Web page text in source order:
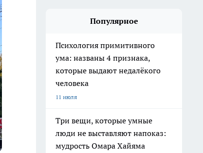
Популярное
Психология примитивного
ума: названы 4 признака,
которые выдают недалёкого
человека
11 июля
Три вещи, которые умные
люди не выставляют напоказ:
мудрость Омара Хайяма